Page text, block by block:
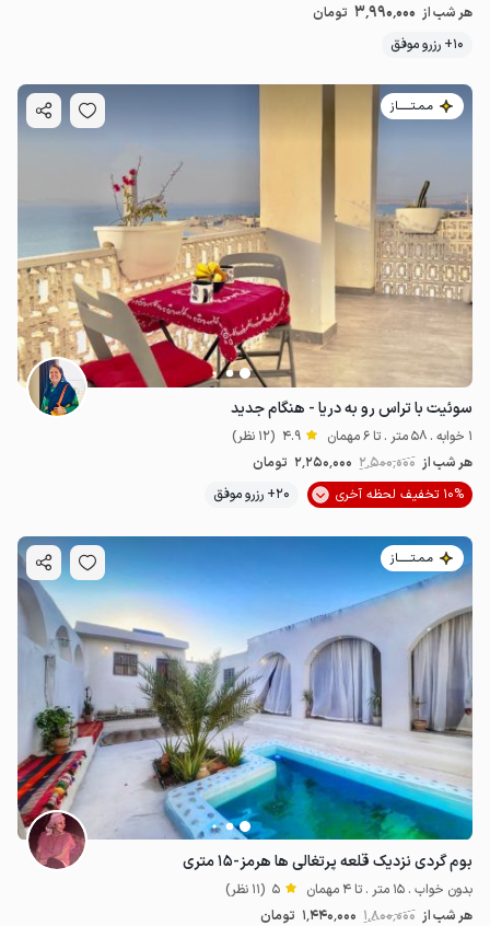
هر شب از 3٬990٬000 تومان
10+ رزرو موفق
مـمـتــــــاز
سوئیت با تراس رو به دریا - هنگام جدید
1 خوابه . 58 متر . تا 6 مهمان 4.9 (12 نظر)
هر شب از 2٬500٬000 2٬250٬000 تومان
10% تخفیف لحظه آخری
20+ رزرو موفق
مـمـتــــــاز
بوم گردی نزدیک قلعه پرتغالی ها هرمز-۱۵ متری
بدون خواب . 15 متر . تا 4 مهمان 5 (11 نظر)
هر شب از 1٬800٬000 1٬440٬000 تومان